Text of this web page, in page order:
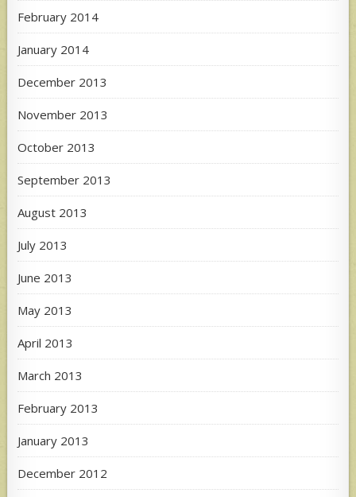
February 2014
January 2014
December 2013
November 2013
October 2013
September 2013
August 2013
July 2013
June 2013
May 2013
April 2013
March 2013
February 2013
January 2013
December 2012